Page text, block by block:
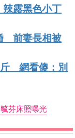
露黑色小丁
前妻長相被
網看傻：別
芬床照曝光